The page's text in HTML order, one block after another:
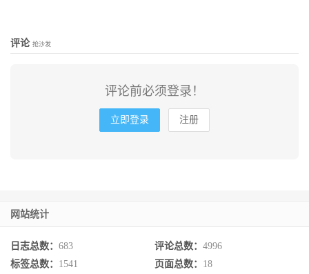
评论 抢沙发
评论前必须登录！
立即登录 注册
网站统计
日志总数： 683 评论总数： 4996
标签总数： 1541 页面总数： 18